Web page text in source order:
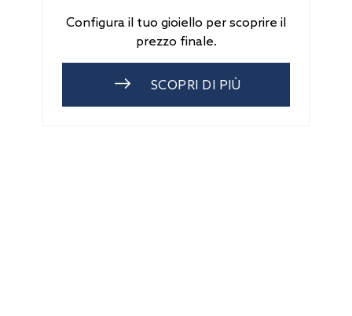
Configura il tuo gioiello per scoprire il
prezzo finale.
SCOPRI DI PIÙ